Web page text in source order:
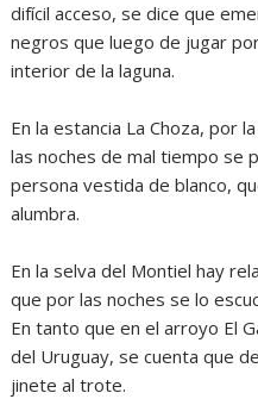
difícil acceso, se dice que
negros que luego de jugar
interior de la laguna.
En la estancia La Choza, por
las noches de mal tiempo se
persona vestida de blanco,
alumbra.
En la selva del Montiel hay
que por las noches se lo
En tanto que en el arroyo El
del Uruguay, se cuenta que
jinete al trote.